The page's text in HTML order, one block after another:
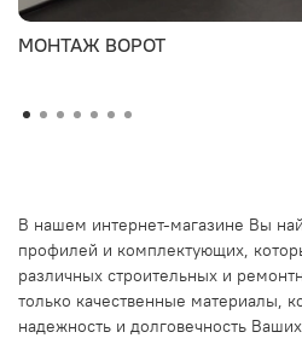
МОНТАЖ ВОРОТ
В нашем интернет-магазине Вы
профилей и комплектующих,
различных строительных и
только качественные материалы,
надежность и долговечность